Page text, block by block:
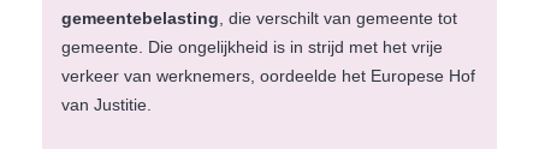
gemeentebelasting , die verschilt van gemeente tot
gemeente. Die ongelijkheid is in strijd met het vrije
verkeer van werknemers, oordeelde het Europese Hof
van Justitie.